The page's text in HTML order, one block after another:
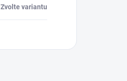
Zvolte variantu